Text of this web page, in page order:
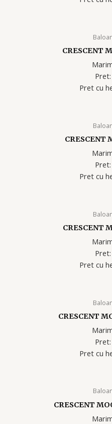
CRESCENT
Pret cu
CRESCENT
Pret cu
CRESCENT
Pret cu
CRESCENT
Pret cu
CRESCENT